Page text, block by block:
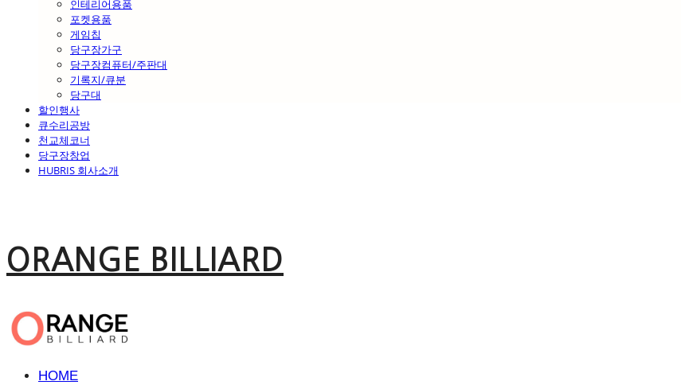
인테리어용품
포켓용품
게임칩
당구장가구
당구장컴퓨터/주판대
기록지/큐분
당구대
할인행사
큐수리공방
천교체코너
당구장창업
HUBRIS 회사소개
ORANGE BILLIARD
HOME